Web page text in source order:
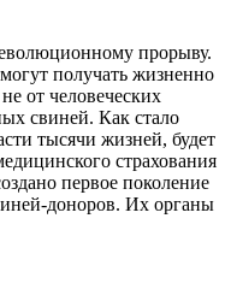
прорыву.
получать жизненно
от человеческих
свиней. Как стало
тысячи жизней, будет
страхования
первое поколение
доноров. Их органы